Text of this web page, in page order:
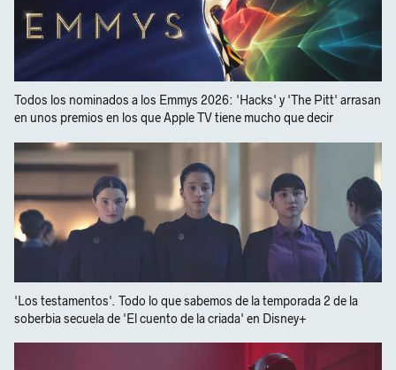
Todos los nominados a los Emmys 2026: 'Hacks' y 'The Pitt' arrasan
en unos premios en los que Apple TV tiene mucho que decir
'Los testamentos'. Todo lo que sabemos de la temporada 2 de la
soberbia secuela de 'El cuento de la criada' en Disney+